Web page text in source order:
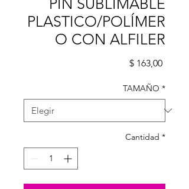
PIN SUBLIMABLE
PLASTICO/POLÍMER
O CON ALFILER
$ 163,00Precio
TAMAÑO *
Cantidad *